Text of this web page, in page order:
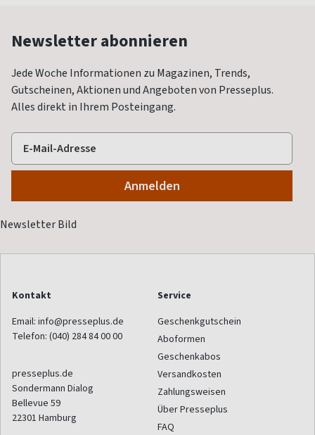
Newsletter abonnieren
Jede Woche Informationen zu Magazinen, Trends,
Gutscheinen, Aktionen und Angeboten von Presseplus.
Alles direkt in Ihrem Posteingang.
Kontakt
Email: info@presseplus.de
Telefon: (040) 284 84 00 00
presseplus.de
Sondermann Dialog
Bellevue 59
22301 Hamburg
Service
Geschenkgutschein
Aboformen
Geschenkabos
Versandkosten
Zahlungsweisen
Über Presseplus
FAQ